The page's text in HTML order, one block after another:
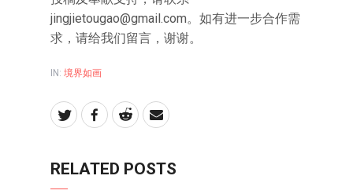
jingjietougao@gmail.com。如有进一步合作需
求，请给我们留言，谢谢。
IN: 境界如画
RELATED POSTS